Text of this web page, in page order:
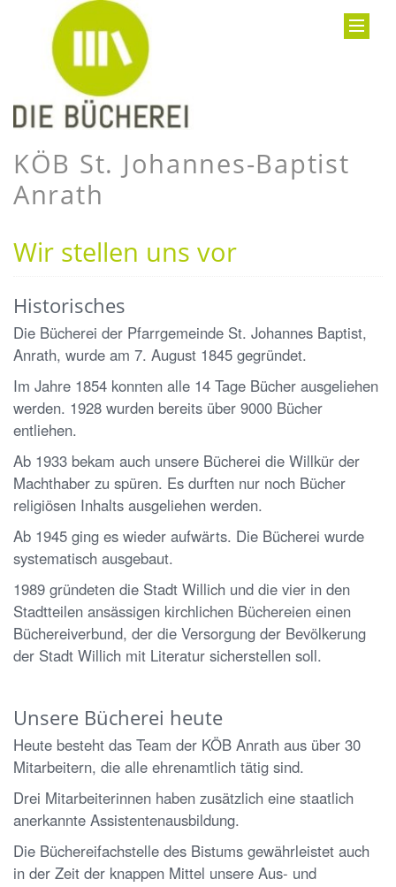
KÖB St. Johannes-Baptist
Anrath
Wir stellen uns vor
Historisches
Die Bücherei der Pfarrgemeinde St. Johannes Baptist,
Anrath, wurde am 7. August 1845 gegründet.
Im Jahre 1854 konnten alle 14 Tage Bücher ausgeliehen
werden. 1928 wurden bereits über 9000 Bücher
entliehen.
Ab 1933 bekam auch unsere Bücherei die Willkür der
Machthaber zu spüren. Es durften nur noch Bücher
religiösen Inhalts ausgeliehen werden.
Ab 1945 ging es wieder aufwärts. Die Bücherei wurde
systematisch ausgebaut.
1989 gründeten die Stadt Willich und die vier in den
Stadtteilen ansässigen kirchlichen Büchereien einen
Büchereiverbund, der die Versorgung der Bevölkerung
der Stadt Willich mit Literatur sicherstellen soll.
Unsere Bücherei heute
Heute besteht das Team der KÖB Anrath aus über 30
Mitarbeitern, die alle ehrenamtlich tätig sind.
Drei Mitarbeiterinnen haben zusätzlich eine staatlich
anerkannte Assistentenausbildung.
Die Büchereifachstelle des Bistums gewährleistet auch
in der Zeit der knappen Mittel unsere Aus- und